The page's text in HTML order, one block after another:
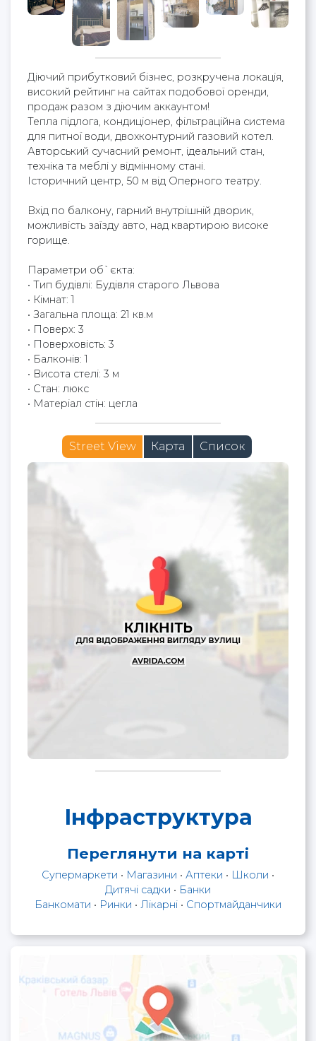
Діючий прибутковий бізнес, розкручена локація,
високий рейтинг на сайтах подобової оренди,
продаж разом з діючим аккаунтом!
Тепла підлога, кондиціонер, фільтраційна система
для питної води, двохконтурний газовий котел.
Авторський сучасний ремонт, ідеальний стан,
техніка та меблі у відмінному стані.
Історичний центр, 50 м від Оперного театру.
Вхід по балкону, гарний внутрішній дворик,
можливість заїзду авто, над квартирою високе
горище.
Параметри об`єкта:
• Тип будівлі: Будівля старого Львова
• Кімнат: 1
• Загальна площа: 21 кв.м
• Поверх: 3
• Поверховість: 3
• Балконів: 1
• Висота стелі: 3 м
• Стан: люкс
• Матеріал стін: цегла
Street View Карта Список
Інфраструктура
Переглянути на карті
Супермаркети • Магазини • Аптеки • Школи •
Дитячі садки • Банки
Банкомати • Ринки • Лікарні • Спортмайданчики